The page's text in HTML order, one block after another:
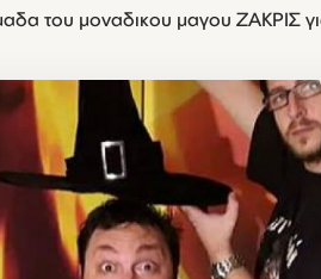
του μοναδικου μαγου ΖΑΚΡΙΣ